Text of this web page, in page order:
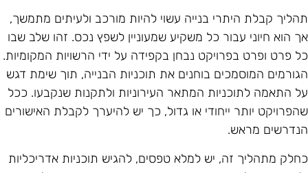
קבלת היתרי בנייה עשוי להיות מורכב ולעיתים מתמשך,
הוא חיוני עבור כל משקיע שמעוניין לשפץ נכס. זהו שלב שבו
פרט ופרט בפרויקט נבחן בקפידה על ידי הרשויות המקומיות.
המוסמכים בוחנים את תוכניות הבנייה, תוך שימת דגש
התאמה לתוכניות המתאר העירוניות ולתקנות שנקבעו. ככל
יותר ייחודי או גדול, כך יש להיערך לקבלת האישורים
מראש.
מתהליך זה, יש למלא טפסים, להגיש תוכניות אדריכליות